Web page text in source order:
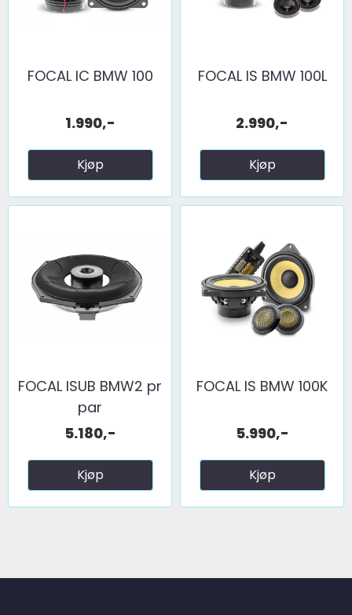
FOCAL IC BMW 100
1.990,-
Kjøp
FOCAL IS BMW 100L
2.990,-
Kjøp
FOCAL ISUB BMW2 pr
par
5.180,-
Kjøp
FOCAL IS BMW 100K
5.990,-
Kjøp